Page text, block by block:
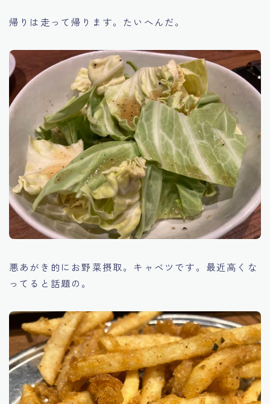
帰りは走って帰ります。たいへんだ。
悪あがき的にお野菜摂取。キャベツです。最近高くな
ってると話題の。